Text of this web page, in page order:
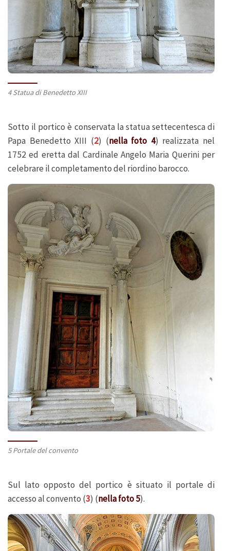
4 Statua di Benedetto XIII
Sotto il portico è conservata la statua settecentesca di
Papa Benedetto XIII (2) (nella foto 4) realizzata nel
1752 ed eretta dal Cardinale Angelo Maria Querini per
celebrare il completamento del riordino barocco.
5 Portale del convento
Sul lato opposto del portico è situato il portale di
accesso al convento (3) (nella foto 5).